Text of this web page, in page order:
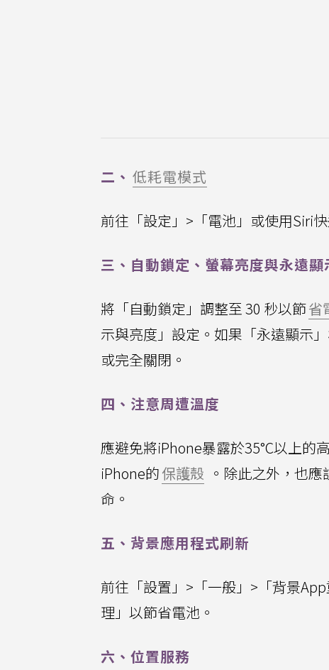
二、 低耗電模式
前往「設定」>「電池」或使用Siri
三、自動鎖定、螢幕亮度與永遠顯
將「自動鎖定」調整至 30 秒以節省
示與亮度」設定。如果「永遠顯示
或完全關閉。
四、注意周遭溫度
應避免將iPhone暴露於35°C以上的
iPhone的保護殼 。除此之外，也
命。
五、背景應用程式刷新
前往「設置」>「一般」>「背景
理」以節省電池。
六、位置服務